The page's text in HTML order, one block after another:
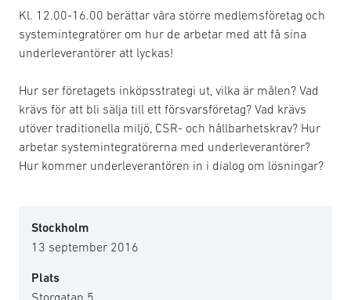
Kl. 12.00-16.00 berättar våra större medlemsföretag och
systemintegratörer om hur de arbetar med att få sina
underleverantörer att lyckas!
Hur ser företagets inköpsstrategi ut, vilka är målen? Vad
krävs för att bli sälja till ett försvarsföretag? Vad krävs
utöver traditionella miljö, CSR- och hållbarhetskrav? Hur
arbetar systemintegratörerna med underleverantörer?
Hur kommer underleverantören in i dialog om lösningar?
Stockholm
13 september 2016
Plats
Storgatan 5